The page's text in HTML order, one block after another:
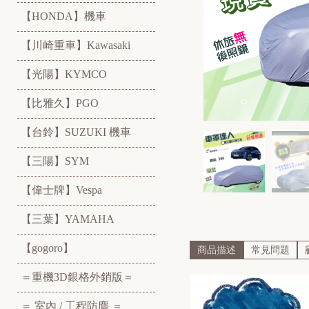
【HONDA】機車
【川崎重車】Kawasaki
【光陽】KYMCO
【比雅久】PGO
【台鈴】SUZUKI 機車
【三陽】SYM
【偉士牌】Vespa
【三葉】YAMAHA
【gogoro】
＝重機3D銀格外銷版＝
＝ 室內 / 工程防塵 ＝
商品描述 常見問題